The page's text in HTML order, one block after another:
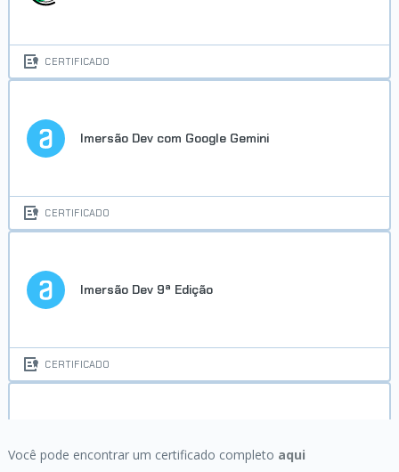
CERTIFICADO
Imersão Dev com Google Gemini
CERTIFICADO
Imersão Dev 9ª Edição
CERTIFICADO
Você pode encontrar um certificado completo aqui